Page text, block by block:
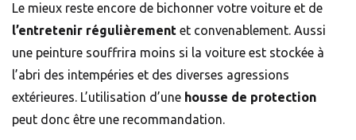
Le mieux reste encore de bichonner votre voiture et de
l’entretenir régulièrement et convenablement. Aussi
une peinture souffrira moins si la voiture est stockée à
l’abri des intempéries et des diverses agressions
extérieures. L’utilisation d’une housse de protection
peut donc être une recommandation.